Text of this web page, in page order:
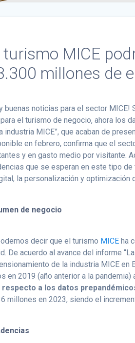
turismo MICE
millones de
buenas noticias para el sector
el turismo de negocio, ahora los
industria MICE”, que acaban de
en febrero, confirma que el
y en gasto medio por visitante.
que se esperan en este tipo
la personalización y
de negocio
decir que el turismo MICEha
De acuerdo al avance del informe
de la industria MICE en
en 2019 (año anterior a la
respecto a los datos
millones en 2023, siendo el